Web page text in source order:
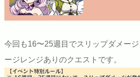
今回も16〜25週目でスリップダメー
ージレンジありのクエストです。